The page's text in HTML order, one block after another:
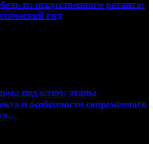
из искусственного ротанга:
гид
под ключ: этапы
и особенности современного